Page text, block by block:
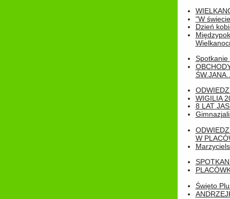
"W
Dzień
Spotkanie
WIGILIA
8 LAT
W
Święto